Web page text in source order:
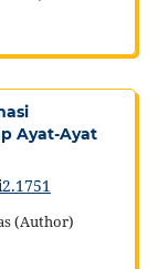
Ayat-Ayat
(Author)